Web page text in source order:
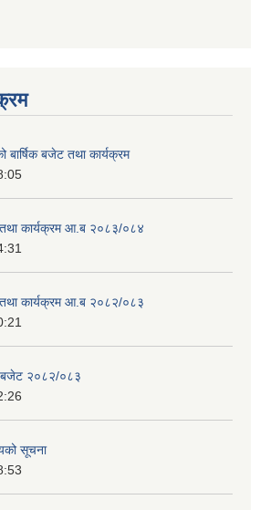
बजेट तथा कार्यक्रम
तथा कार्यक्रम आ.ब २०८३/०८४
तथा कार्यक्रम आ.ब २०८२/०८३
बजेट २०८२/०८३
सूचना